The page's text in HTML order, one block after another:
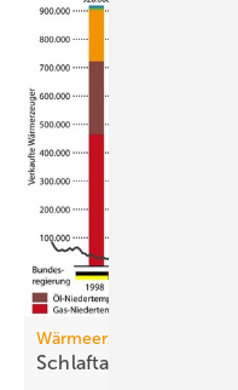
Wärmeerzeugermarkt
Schlaftabletten für